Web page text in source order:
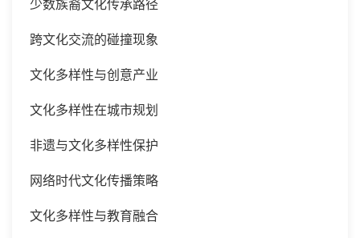
少数族裔文化传承路径
跨文化交流的碰撞现象
文化多样性与创意产业
文化多样性在城市规划
非遗与文化多样性保护
网络时代文化传播策略
文化多样性与教育融合